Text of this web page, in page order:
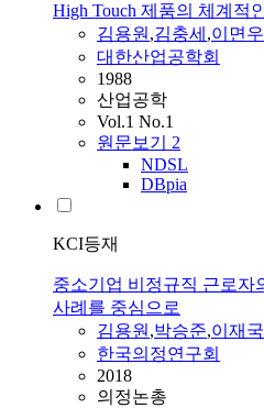
High Touch 제품의 체계적
김용원,김충세 ,이면우
대한산업공학회
1988
산업공학
Vol.1 No.1
원문보기 2
NDSL
DBpia
KCI등재
중소기업 비정규직 근로자
사례를 중심으로
김용원,박승준,이재국
한국의정연구회
2018
의정논총